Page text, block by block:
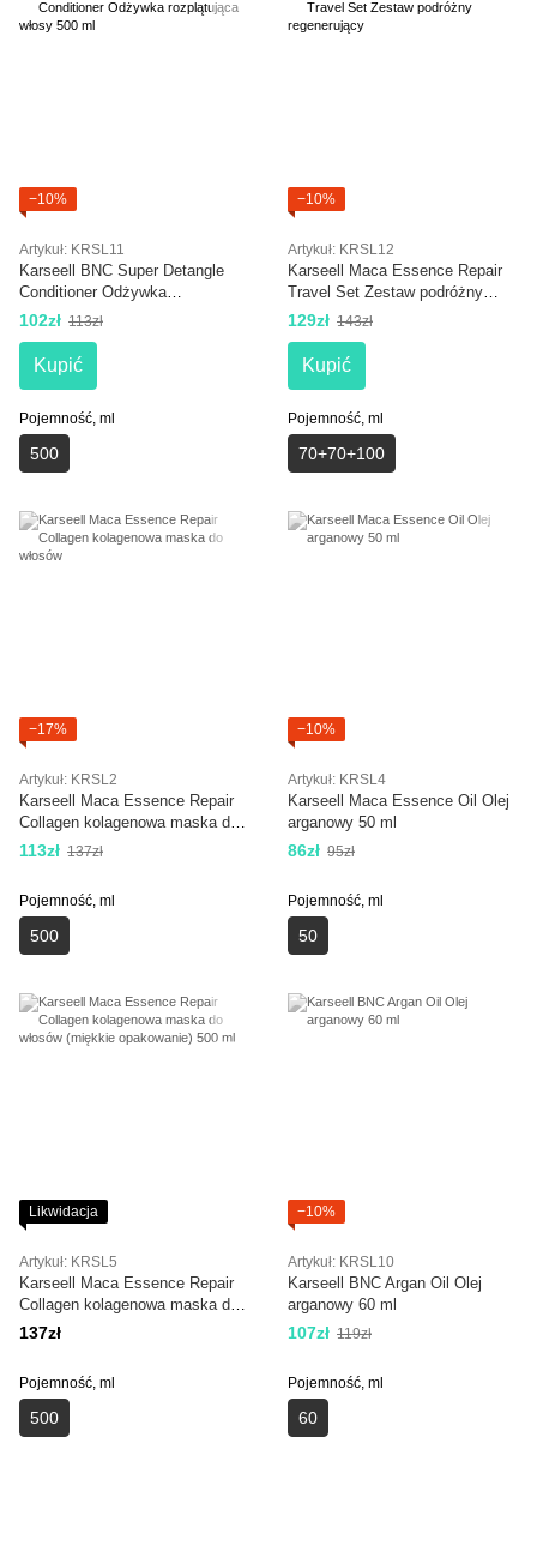
−10%
Artykuł: KRSL11
Karseell BNC Super Detangle
Conditioner Odżywka
rozplątująca włosy 500 ml
102zł 113zł
Kupić
Pojemność, ml
500
−10%
Artykuł: KRSL12
Karseell Maca Essence Repair
Travel Set Zestaw podróżny
regenerujący
129zł 143zł
Kupić
Pojemność, ml
70+70+100
−17%
Artykuł: KRSL2
Karseell Maca Essence Repair
Collagen kolagenowa maska do
włosów
113zł 137zł
Pojemność, ml
500
−10%
Artykuł: KRSL4
Karseell Maca Essence Oil Olej
arganowy 50 ml
86zł 95zł
Pojemność, ml
50
Likwidacja
Artykuł: KRSL5
Karseell Maca Essence Repair
Collagen kolagenowa maska do
włosów (miękkie opakowanie)
137zł
Pojemność, ml
500
−10%
Artykuł: KRSL10
Karseell BNC Argan Oil Olej
arganowy 60 ml
107zł 119zł
Pojemność, ml
60